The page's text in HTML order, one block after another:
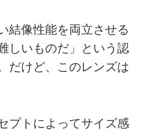
結像性能を両立させる
しいものだ」という認
だけど、このレンズは
プトによってサイズ感